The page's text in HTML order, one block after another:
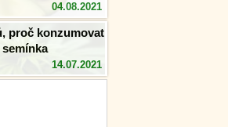
04.08.2021
proč konzumovat
14.07.2021